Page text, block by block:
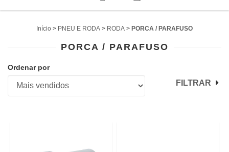
Início > PNEU E RODA > RODA > PORCA / PARAFUSO
PORCA / PARAFUSO
Ordenar por
FILTRAR